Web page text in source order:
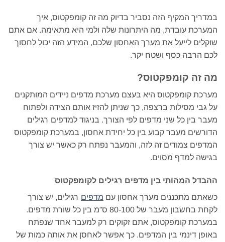
במדריך המקיף הזה נסביר בדיוק מה זה קומפקטוס, איך
המערכת עובדת, מה היתרונות שלה ולמי היא מתאימה. אם אתם
שוקלים לייעל את מערך האחסון שלכם, המידע הזה יכול לחסוך
לכם הרבה כסף ושטח יקר.
מה זה קומפקטוס?
מערכת קומפקטוס היא בעצם מערכת מדפים ניידים המותקנים
על גבי מסילות ברצפה, כך שניתן להזיז אותם הצידה ולפתוח
מעבר בין כל שני מדפים לפי הצורך. בניגוד למדפים רגילים
הדורשים מעבר קבוע בין כל יחידת אחסון, במערכת קומפקטוס
המדפים צמודים זה לזה, והמעבר נפתח רק כאשר יש צורך
בגישה למדף מסוים.
ההבדל המהותי בין מדפים רגילים לקומפקטוס
כשאתם מתכננים מערך אחסון עם מדפים רגילים, יש צורך
לקחת בחשבון מעבר של 80-100 ס”מ בין כל שורת מדפים.
במערכת קומפקטוס, אתם זקוקים רק למעבר אחד שנפתח
באופן דינמי בין המדפים. כך אפשר לאחסן את אותה כמות של